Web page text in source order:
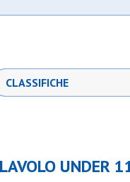
CLASSIFICHE
UNDER